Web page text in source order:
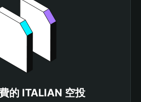
的 ITALIAN 空投